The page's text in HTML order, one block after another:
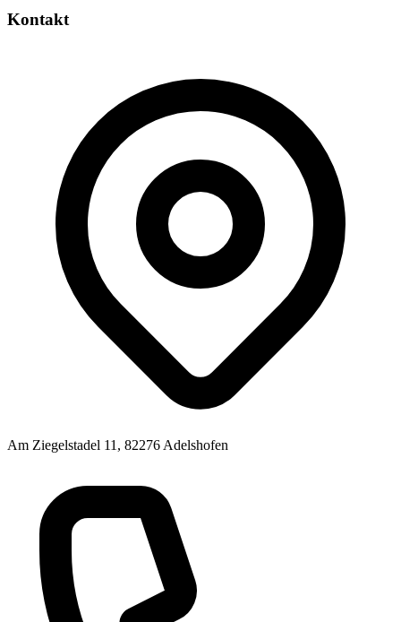
Kontakt
Am Ziegelstadel 11, 82276 Adelshofen